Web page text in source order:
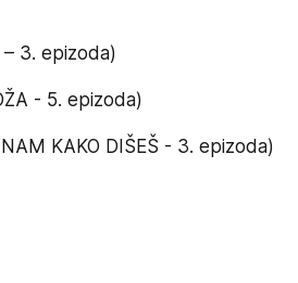
– 3. epizoda)
- 5. epizoda)
KAKO DIŠEŠ - 3. epizoda)